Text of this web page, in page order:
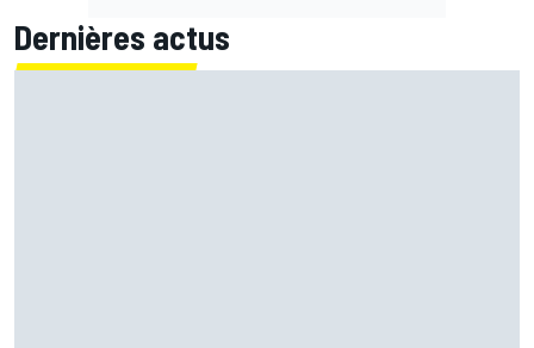
Dernières actus